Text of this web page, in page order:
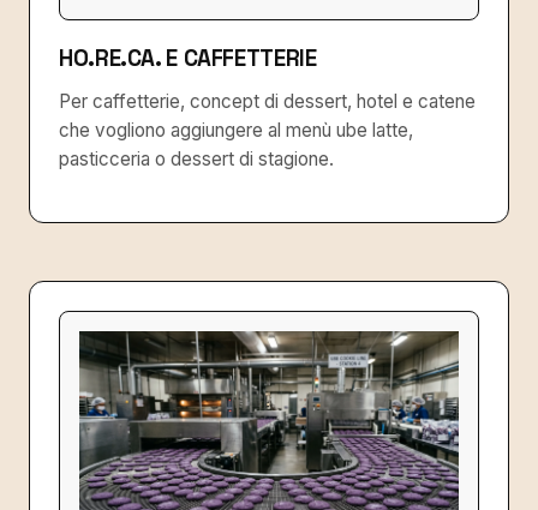
HO.RE.CA. E CAFFETTERIE
Per caffetterie, concept di dessert, hotel e catene
che vogliono aggiungere al menù ube latte,
pasticceria o dessert di stagione.